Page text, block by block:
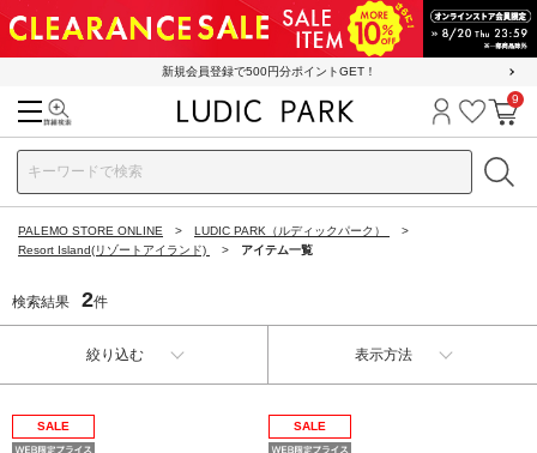
新規会員登録で500円分ポイントGET！
ログイン
お気に
カ
9
PALEMO STORE ONLINE
LUDIC PARK（ルディックパーク）
Resort Island(リゾートアイランド)
アイテム一覧
検索結果 2件
絞り込む 表示方法
SALE SALE